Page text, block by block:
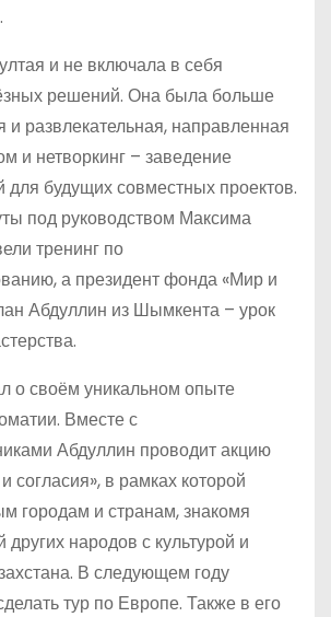
и не включала в себя
решений. Она была больше
и развлекательная, направленная
и нетворкинг – заведение
для будущих совместных проектов.
под руководством Максима
тренинг по
а президент фонда «Мир и
Абдуллин из Шымкента – урок
о своём уникальном опыте
Вместе с
Абдуллин проводит акцию
согласия», в рамках которой
городам и странам, знакомя
других народов с культурой и
В следующем году
тур по Европе. Также в его